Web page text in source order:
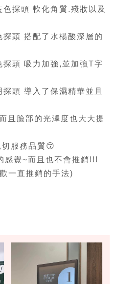
探頭 軟化角質.殘妝以及
頭 搭配了水楊酸深層的
頭 吸力加強,並加強T字
頭 導入了保濕精華並且
且臉部的光澤度也大大提
服務品質😙
感覺~而且也不會推銷!!!
一直推銷的手法)